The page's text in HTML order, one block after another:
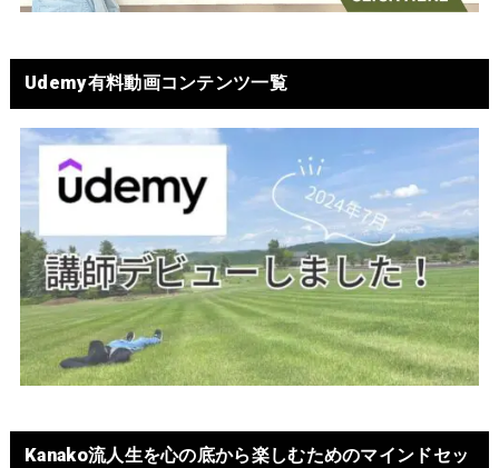
Udemy有料動画コンテンツ一覧
Kanako流人生を心の底から楽しむためのマインドセッ